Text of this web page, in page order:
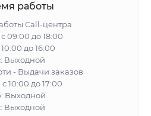
работы
Call-центра
09:00 до 18:00
до 16:00
Выходной
- Выдачи заказов
10:00 до 17:00
Выходной
Выходной